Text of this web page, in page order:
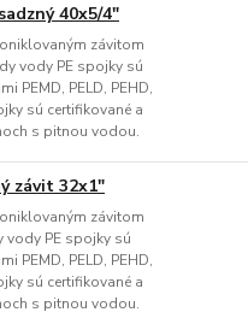
40x5/4"
závitom
vody PE spojky sú
PEMD, PELD, PEHD,
sú certifikované a
s pitnou vodou.
závit 32x1"
závitom
vody PE spojky sú
PEMD, PELD, PEHD,
sú certifikované a
s pitnou vodou.